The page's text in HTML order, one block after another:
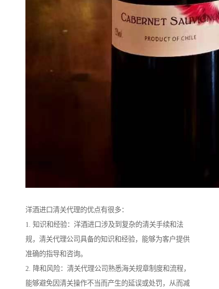
洋酒进口清关代理的优点有很多：
1. 知识和经验：洋酒进口涉及到复杂的清关手续和法
规，清关代理公司具备的知识和经验，能够为客户提供
准确的指导和咨询。
2. 降和风险：清关代理公司熟悉海关规章制度和流程，
能够避免因清关操作不当而产生的延误或处罚，从而减